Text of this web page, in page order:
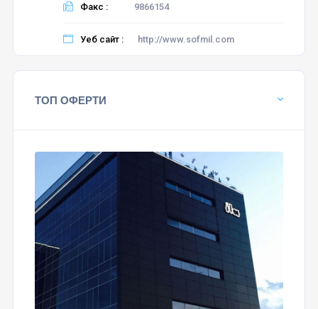
Факс : 9866154
Уеб сайт : http://www.sofmil.com
ТОП ОФЕРТИ